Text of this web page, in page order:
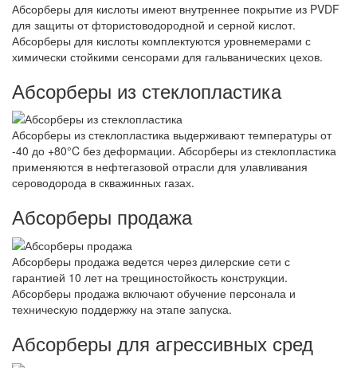
Абсорберы для кислоты имеют внутреннее покрытие из PVDF
для защиты от фтористоводородной и серной кислот.
Абсорберы для кислоты комплектуются уровнемерами с
химически стойкими сенсорами для гальванических цехов.
Абсорберы из стеклопластика
Абсорберы из стеклопластика выдерживают температуры от
-40 до +80°C без деформации. Абсорберы из стеклопластика
применяются в нефтегазовой отрасли для улавливания
сероводорода в скважинных газах.
Абсорберы продажа
Абсорберы продажа ведется через дилерские сети с
гарантией 10 лет на трещиностойкость конструкции.
Абсорберы продажа включают обучение персонала и
техническую поддержку на этапе запуска.
Абсорберы для агрессивных сред